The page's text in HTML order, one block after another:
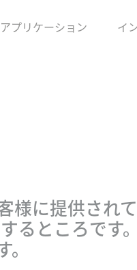
アプリケーション イ
様に提供され
るところです